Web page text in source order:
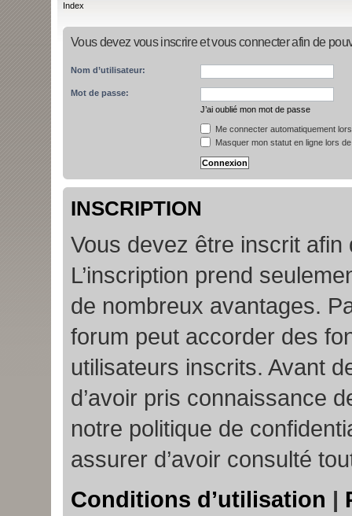
Index
Vous devez vous inscrire et vous connecter afin de
Nom d’utilisateur:
Mot de passe:
J’ai oublié mon mot de passe
Me connecter automatiquement
Masquer mon statut en ligne lors
INSCRIPTION
Vous devez être inscrit
L’inscription prend
de nombreux avantages.
forum peut accorder des
utilisateurs inscrits. Avant
d’avoir pris connaissance
notre politique de
assurer d’avoir consulté
Conditions d’utilisation |